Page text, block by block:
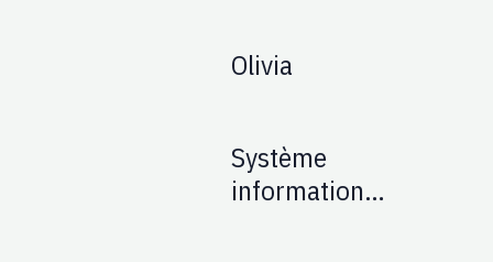
Olivia
Système
information